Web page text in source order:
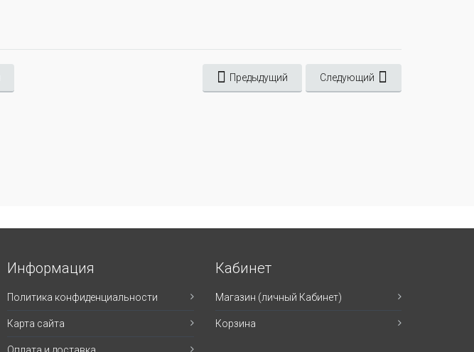
Предыдущий Следующий
Информация
Политика конфиденциальности
Карта сайта
Кабинет
Магазин (личный Кабинет)
Корзина